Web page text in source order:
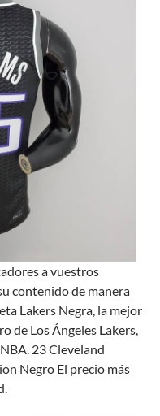
a vuestros
contenido de manera
Lakers Negra, la mejor
de Los Ángeles Lakers,
23 Cleveland
Negro El precio más